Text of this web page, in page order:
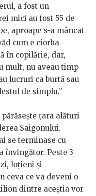
a fost un
mici au fost 55 de
aproape s-a mâncat
cum e ciorba
în copilărie, dar,
mult, nu aveau timp
lucruri ca burtă sau
de simplu.”
părăsește țara alături
Saigonului.
se terminase cu
învingător. Peste 3
loțieni și
ceva ce va deveni o
dintre aceștia vor